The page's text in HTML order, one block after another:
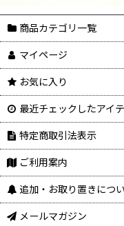
チェコファイアポリッシュ
ファイアポリッシュ6mm
ファイアポリッシュ8mm
ファイアポリッシュ4mm
商品カテゴリ一覧
マイページ
お気に入り
最近チェックしたアイ
特定商取引法表示
ご利用案内
追加・お取り置きにつ
メールマガジン